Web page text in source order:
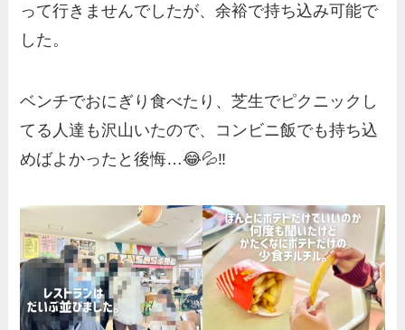
って行きませんでしたが、余裕で持ち込み可能で
した。
ベンチでおにぎり食べたり、芝生でピクニックし
てる人達も沢山いたので、コンビニ飯でも持ち込
めばよかったと後悔…😂💦‼️